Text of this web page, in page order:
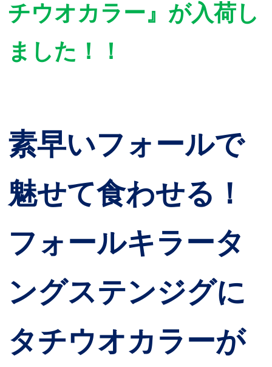
チウオカラー』が入荷し
ました！！
素早いフォールで
魅せて食わせる！
フォールキラータ
ングステンジグに
タチウオカラーが